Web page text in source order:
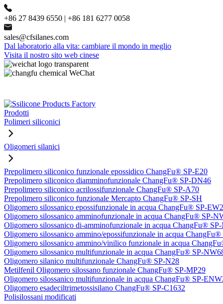
+86 27 8439 6550 | +86 181 6277 0058
sales@cfsilanes.com
Dal laboratorio alla vita: cambiare il mondo in meglio
Visita il nostro sito web cinese
Prodotti
Polimeri siliconici
Oligomeri silanici
Prepolimero siliconico funzionale epossidico ChangFu® SP-E20
Prepolimero siliconico diamminofunzionale ChangFu® SP-DN46
Prepolimero siliconico acrilossifunzionale ChangFu® SP-A70
Prepolimero siliconico funzionale Mercapto ChangFu® SP-SH
Oligomero silossanico epossifunzionale in acqua ChangFu® SP-
Oligomero silossanico amminofunzionale in acqua ChangFu® SP-
Oligomero silossanico di-amminofunzionale in acqua ChangFu®
Oligomero silossanico ammino/epossifunzionale in acqua
Oligomero silossanico ammino/vinilico funzionale in acqua
Oligomero silossanico multifunzionale in acqua ChangFu® SP-
Oligomero silanico multifunzionale ChangFu® SP-N28
Metilfenil Oligomero silossano funzionale ChangFu® SP-MP29
Oligomero silossanico multifunzionale in acqua ChangFu® SP-
Oligomero esadeciltrimetossisilano ChangFu® SP-C1632
Polisilossani modificati